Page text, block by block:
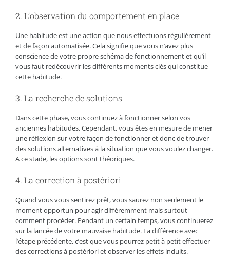
2. L’observation du comportement en place
Une habitude est une action que nous effectuons régulièrement
et de façon automatisée. Cela signifie que vous n’avez plus
conscience de votre propre schéma de fonctionnement et qu’il
vous faut redécouvrir les différents moments clés qui constitue
cette habitude.
3. La recherche de solutions
Dans cette phase, vous continuez à fonctionner selon vos
anciennes habitudes. Cependant, vous êtes en mesure de mener
une réflexion sur votre façon de fonctionner et donc de trouver
des solutions alternatives à la situation que vous voulez changer.
A ce stade, les options sont théoriques.
4. La correction à postériori
Quand vous vous sentirez prêt, vous saurez non seulement le
moment opportun pour agir différemment mais surtout
comment procéder. Pendant un certain temps, vous continuerez
sur la lancée de votre mauvaise habitude. La différence avec
l’étape précédente, c’est que vous pourrez petit à petit effectuer
des corrections à postériori et observer les effets induits.